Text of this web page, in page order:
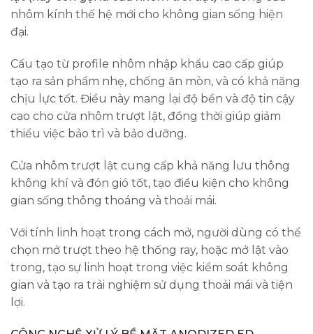
nhôm kính thế hệ mới cho không gian sống hiện
đại.
Cấu tạo từ profile nhôm nhập khẩu cao cấp giúp
tạo ra sản phẩm nhẹ, chống ăn mòn, và có khả năng
chịu lực tốt. Điều này mang lại độ bền và độ tin cậy
cao cho cửa nhôm trượt lật, đồng thời giúp giảm
thiểu việc bảo trì và bảo dưỡng.
Cửa nhôm trượt lật cung cấp khả năng lưu thông
không khí và đón gió tốt, tạo điều kiện cho không
gian sống thông thoáng và thoải mái.
Với tính linh hoạt trong cách mở, người dùng có thể
chọn mở trượt theo hệ thống ray, hoặc mở lật vào
trong, tạo sự linh hoạt trong việc kiểm soát không
gian và tạo ra trải nghiệm sử dụng thoải mái và tiện
lợi.